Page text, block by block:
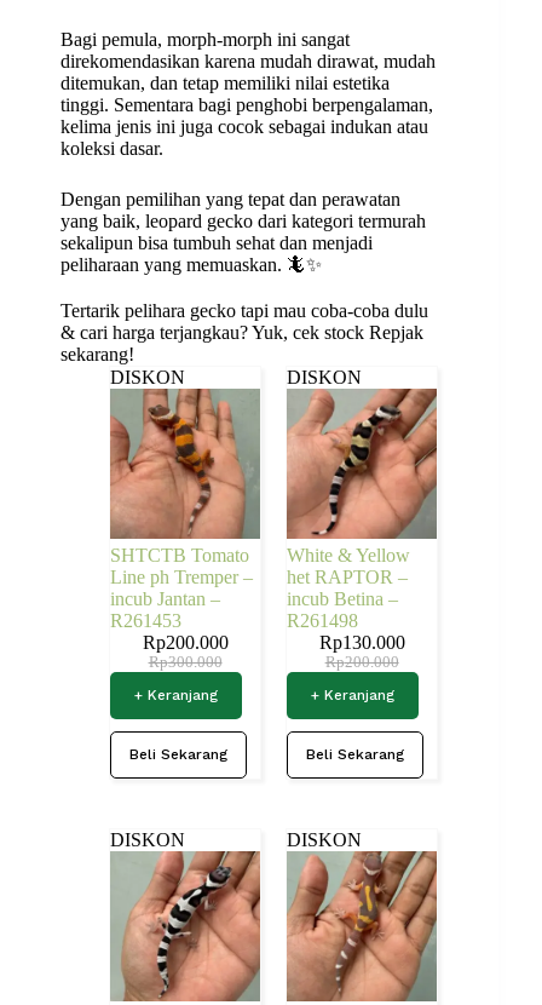
Bagi pemula, morph-morph ini sangat
direkomendasikan karena mudah dirawat, mudah
ditemukan, dan tetap memiliki nilai estetika
tinggi. Sementara bagi penghobi berpengalaman,
kelima jenis ini juga cocok sebagai indukan atau
koleksi dasar.
Dengan pemilihan yang tepat dan perawatan
yang baik, leopard gecko dari kategori termurah
sekalipun bisa tumbuh sehat dan menjadi
peliharaan yang memuaskan. 🦎✨
Tertarik pelihara gecko tapi mau coba-coba dulu
& cari harga terjangkau? Yuk, cek stock Repjak
sekarang!
DISKON
SHTCTB Tomato
Line ph Tremper –
incub Jantan –
R261453
Rp300.000
Rp200.000
+ Keranjang
Beli Sekarang
DISKON
White & Yellow
het RAPTOR –
incub Betina –
R261498
Rp200.000
Rp130.000
+ Keranjang
Beli Sekarang
DISKON DISKON